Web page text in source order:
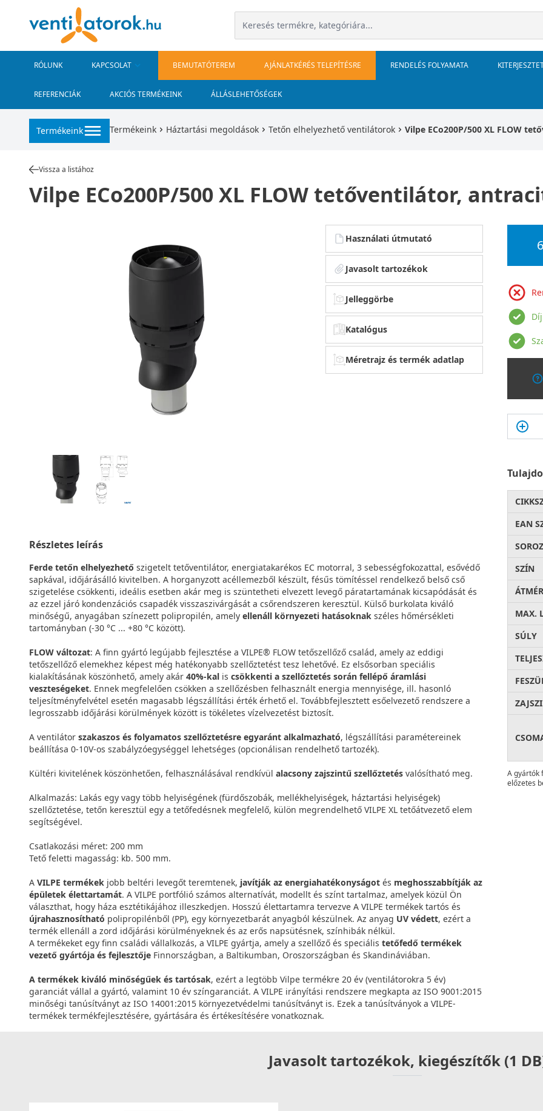
RÓLUNK KAPCSOLAT BEMUTATÓTEREM AJÁNLATKÉRÉS TELEPÍTÉSRE RENDELÉS FOLYAMATA
REFERENCIÁK AKCIÓS TERMÉKEINK ÁLLÁSLEHETŐSÉGEK
Termékeink Termékeink Háztartási megoldások Tetőn elhelyezhető ventilátorok Vilpe ECo200P/500 XL FLOW
Vissza a listához
Vilpe ECo200P/500 XL FLOW tetőventilátor,
Használati útmutató
Javasolt tartozékok
Jelleggörbe
Katalógus
Méretrajz és termék adatlap
Részletes leírás
Ferde tetőn elhelyezhető szigetelt tetőventilátor, energiatakarékos EC motorral, 3 sebességfokozattal, esővédő
sapkával, időjárásálló kivitelben. A horganyzott acéllemezből készült, fésűs tömítéssel rendelkező belső cső
szigetelése csökkenti, ideális esetben akár meg is szüntetheti elvezett levegő páratartamának kicsapódását és
az ezzel járó kondenzációs csapadék visszaszivárgását a csőrendszeren keresztül. Külső burkolata kiváló
minőségű, anyagában színezett polipropilén, amely ellenáll környezeti hatásoknak széles hőmérsékleti
tartományban (-30 °C ... +80 °C között).
FLOW változat: A finn gyártó legújabb fejlesztése a VILPE® FLOW tetőszellőző család, amely az eddigi
tetőszellőző elemekhez képest még hatékonyabb szellőztetést tesz lehetővé. Ez elsősorban speciális
kialakításának köszönhető, amely akár 40%-kal is csökkenti a szellőztetés során fellépő áramlási
veszteségeket. Ennek megfelelően csökken a szellőzésben felhasznált energia mennyisége, ill. hasonló
teljesítményfelvétel esetén magasabb légszállítási érték érhető el. Továbbfejlesztett esőelvezető rendszere a
legrosszabb időjárási körülmények között is tökéletes vízelvezetést biztosít.
A ventilátor szakaszos és folyamatos szellőztetésre egyaránt alkalmazható, légszállítási paramétereinek
beállítása 0-10V-os szabályzóegységgel lehetséges (opcionálisan rendelhető tartozék).
Kültéri kivitelének köszönhetően, felhasználásával rendkívül alacsony zajszintű szellőztetés valósítható meg.
Alkalmazás: Lakás egy vagy több helyiségének (fürdőszobák, mellékhelyiségek, háztartási helyiségek)
szellőztetése, tetőn keresztül egy a tetőfedésnek megfelelő, külön megrendelhető VILPE XL tetőátvezető elem
segítségével.
Csatlakozási méret: 200 mm
Tető feletti magasság: kb. 500 mm.
A VILPE termékek jobb beltéri levegőt teremtenek, javítják az energiahatékonyságot és meghosszabbítják az
épületek élettartamát. A VILPE portfólió számos alternatívát, modellt és színt tartalmaz, amelyek közül Ön
választhat, hogy háza esztétikájához illeszkedjen. Hosszú élettartamra tervezve A VILPE termékek tartós és
újrahasznosítható polipropilénből (PP), egy környezetbarát anyagból készülnek. Az anyag UV védett, ezért a
termék ellenáll a zord időjárási körülményeknek és az erős napsütésnek, színhibák nélkül.
A termékeket egy finn családi vállalkozás, a VILPE gyártja, amely a szellőző és speciális tetőfedő termékek
vezető gyártója és fejlesztője Finnországban, a Baltikumban, Oroszországban és Skandináviában.
A termékek kiváló minőségűek és tartósak, ezért a legtöbb Vilpe termékre 20 év (ventilátorokra 5 év)
garanciát vállal a gyártó, valamint 10 év színgaranciát. A VILPE irányítási rendszere megkapta az ISO 9001:2015
minőségi tanúsítványt az ISO 14001:2015 környezetvédelmi tanúsítványt is. Ezek a tanúsítványok a VILPE-
termékek termékfejlesztésére, gyártására és értékesítésére vonatkoznak.
EAN
SZÍN
MAX.
SÚLY
A gyártók
előzetes
Javasolt tartozékok, kiegészítők (1